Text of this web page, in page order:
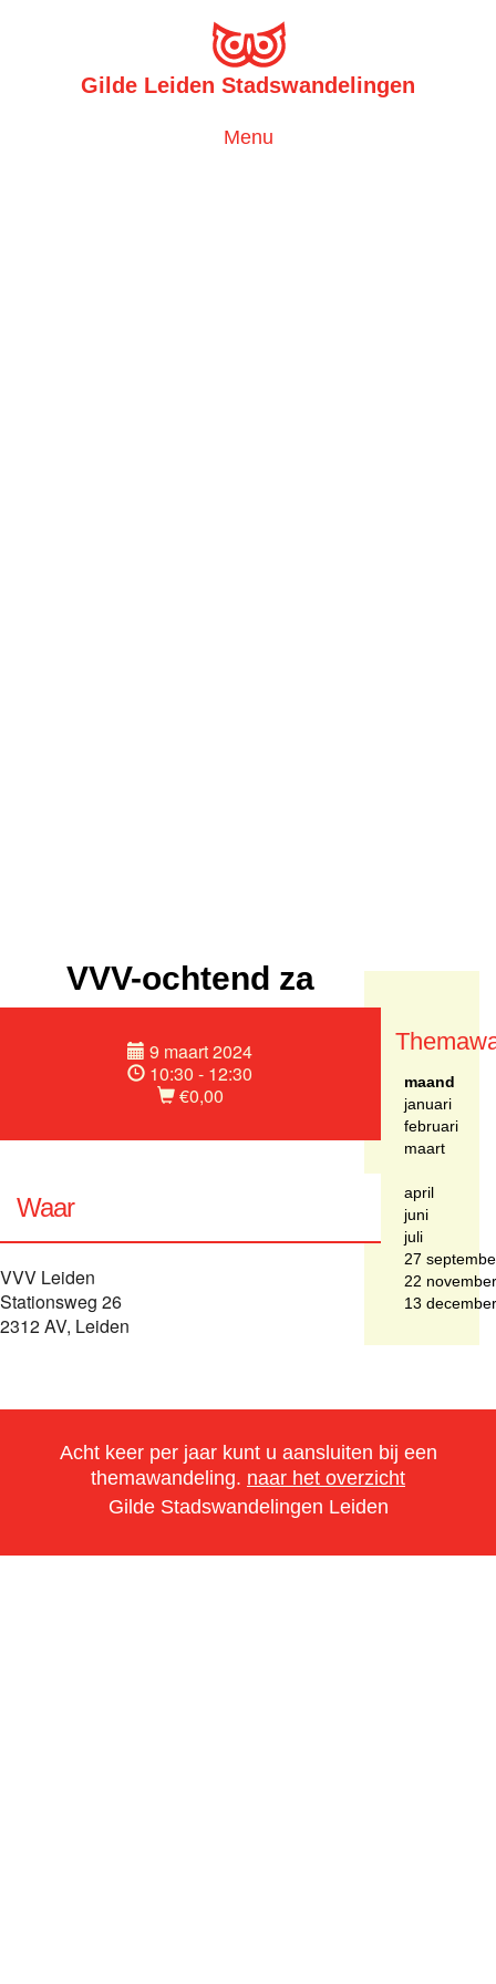
Gilde Leiden Stadswandelingen
Toggle
Menu
VVV-ochtend za
9 maart 2024
10:30 - 12:30
€0,00
Waar
VVV Leiden
Stationsweg 26
2312 AV, Leiden
maand
januari
februari
maart
april
juni
juli
27
22 november
13 december
Acht keer per jaar kunt u aansluiten bij een
themawandeling. naar het overzicht
Gilde Stadswandelingen Leiden